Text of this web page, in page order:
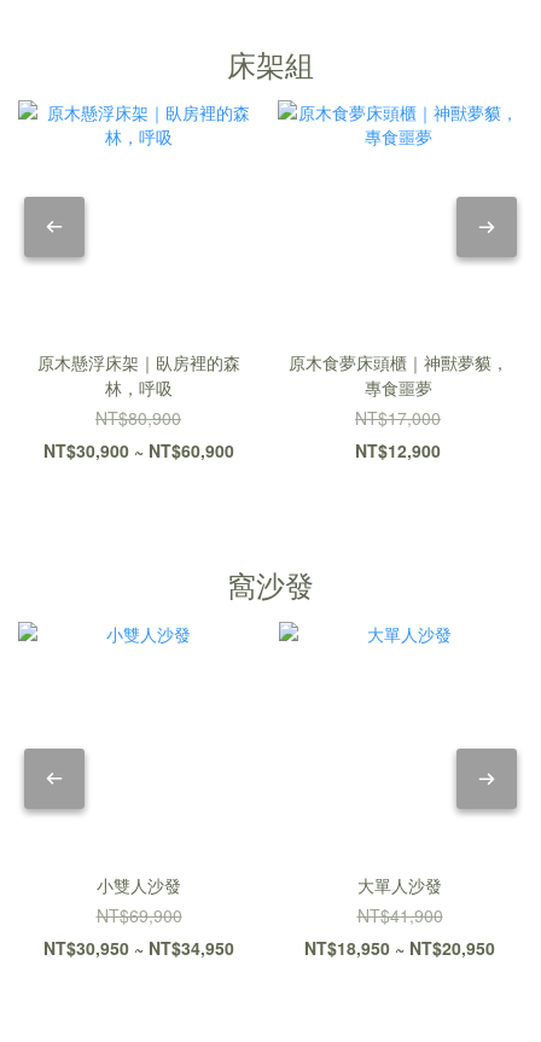
床架組
原木懸浮床架｜臥房裡的森
林，呼吸
NT$80,900
NT$30,900 ~ NT$60,900
原木食夢床頭櫃｜神獸夢貘，
專食噩夢
NT$17,000
NT$12,900
窩沙發
小雙人沙發
NT$69,900
NT$30,950 ~ NT$34,950
大單人沙發
NT$41,900
NT$18,950 ~ NT$20,950